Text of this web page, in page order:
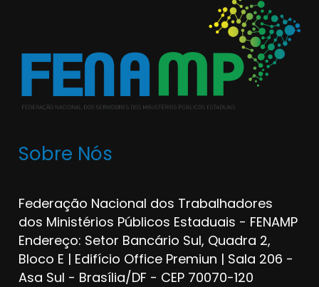
Sobre Nós
Federação Nacional dos Trabalhadores
dos Ministérios Públicos Estaduais - FENAMP
Endereço: Setor Bancário Sul, Quadra 2,
Bloco E | Edifício Office Premiun | Sala 206 -
Asa Sul - Brasília/DF - CEP 70070-120